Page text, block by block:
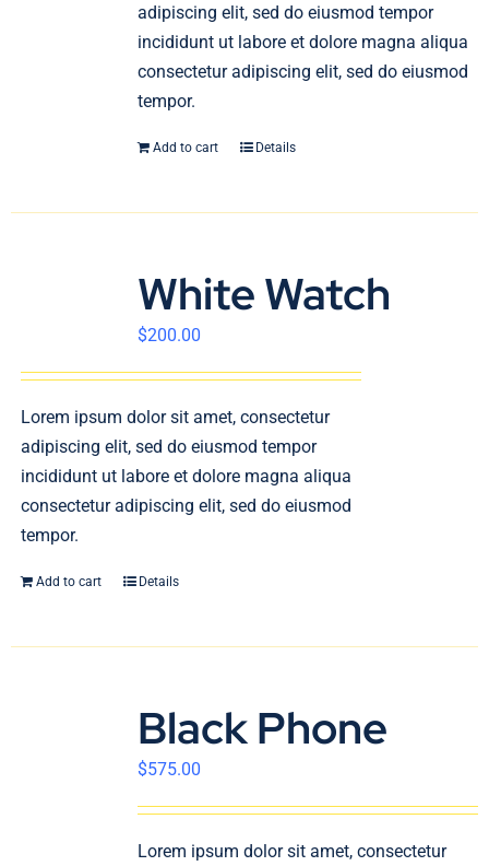
adipiscing elit, sed do eiusmod tempor
incididunt ut labore et dolore magna aliqua
consectetur adipiscing elit, sed do eiusmod
tempor.
Add to cart Details
White Watch
$200.00
Lorem ipsum dolor sit amet, consectetur
adipiscing elit, sed do eiusmod tempor
incididunt ut labore et dolore magna aliqua
consectetur adipiscing elit, sed do eiusmod
tempor.
Add to cart Details
Black Phone
$575.00
Lorem ipsum dolor sit amet, consectetur